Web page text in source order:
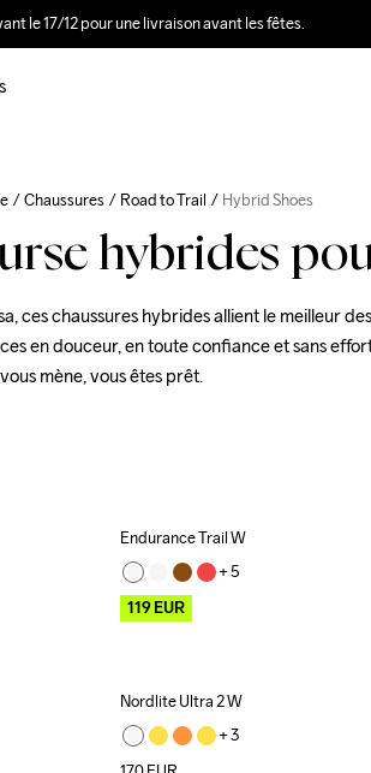
le 17/12 pour une livraison avant les fêtes.
Chaussures Road to Trail Hybrid Shoes
hybrides
ces chaussures hybrides allient le meilleur
en douceur, en toute confiance et sans
vous mène, vous êtes prêt.
Outlet
Endurance Trail W
+ 5
119EUR
Nordlite Ultra 2 W
+ 3